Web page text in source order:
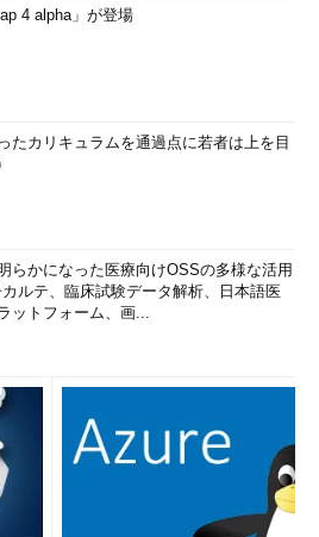
4 alpha」が登場
たカリキュラムを通過点に若者は上を目
らかになった医療向けOSSの多様な活用
ルテ、臨床試験データ解析、日本語医
ットフォーム、画...